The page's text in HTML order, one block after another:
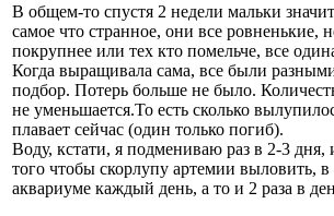
В общем-то спустя 2 недели мальки
самое что странное, они все ровненькие,
покрупнее или тех кто помельче, все
Когда выращивала сама, все были
подбор. Потерь больше не было.
не уменьшается.То есть сколько
плавает сейчас (один только погиб).
Воду, кстати, я подмениваю раз в 2-3 дня,
того чтобы скорлупу артемии выловить,
аквариуме каждый день, а то и 2 раза в